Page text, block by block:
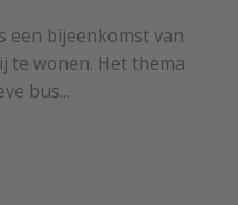
een bijeenkomst van
te wonen. Het thema
bus...